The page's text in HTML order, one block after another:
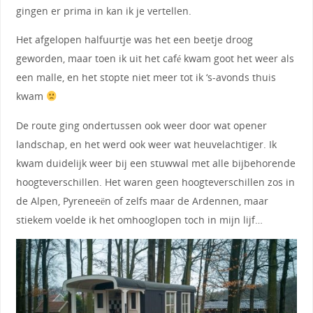
gingen er prima in kan ik je vertellen.
Het afgelopen halfuurtje was het een beetje droog
geworden, maar toen ik uit het café kwam goot het weer als
een malle, en het stopte niet meer tot ik ‘s-avonds thuis
kwam
De route ging ondertussen ook weer door wat opener
landschap, en het werd ook weer wat heuvelachtiger. Ik
kwam duidelijk weer bij een stuwwal met alle bijbehorende
hoogteverschillen. Het waren geen hoogteverschillen zos in
de Alpen, Pyreneeën of zelfs maar de Ardennen, maar
stiekem voelde ik het omhooglopen toch in mijn lijf…